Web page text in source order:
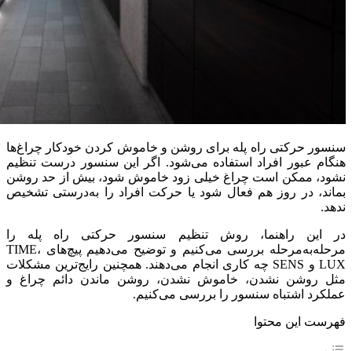
سنسور حرکتی راه پله برای روشن و خاموش کردن خودکار چراغ‌ها
هنگام عبور افراد استفاده می‌شود. اگر این سنسور درست تنظیم
نشود، ممکن است چراغ خیلی زود خاموش شود، بیش از حد روشن
بماند، در روز هم فعال شود یا حرکت افراد را به‌درستی تشخیص
ندهد.
در این راهنما، روش تنظیم سنسور حرکتی راه پله را
مرحله‌به‌مرحله بررسی می‌کنیم و توضیح می‌دهیم پیچ‌های TIME،
LUX و SENS چه کاری انجام می‌دهند. همچنین رایج‌ترین مشکلات
مثل روشن نشدن، خاموش نشدن، روشن ماندن دائم چراغ و
عملکرد اشتباه سنسور را بررسی می‌کنیم.
فهرست این محتوا